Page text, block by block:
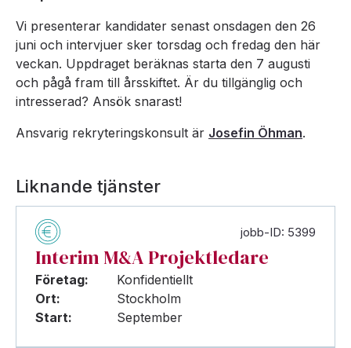
Vi presenterar kandidater senast onsdagen den 26
juni och intervjuer sker torsdag och fredag den här
veckan. Uppdraget beräknas starta den 7 augusti
och pågå fram till årsskiftet. Är du tillgänglig och
intresserad? Ansök snarast!
Ansvarig rekryteringskonsult är Josefin Öhman.
Liknande tjänster
jobb-ID: 5399
Interim M&A Projektledare
Företag:
Konfidentiellt
Ort:
Stockholm
Start:
September